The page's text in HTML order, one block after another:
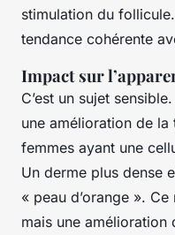
stimulation du
tendance cohérente
Impact sur
C’est un sujet
une amélioration de
femmes ayant une
Un derme plus dense
« peau d’orange ».
mais une